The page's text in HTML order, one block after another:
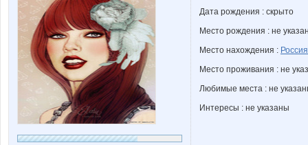
Дата рождения : скрыто
Место рождения : не
Место нахождения : Россия
Место проживания : не
Любимые места : не
Интересы : не указаны